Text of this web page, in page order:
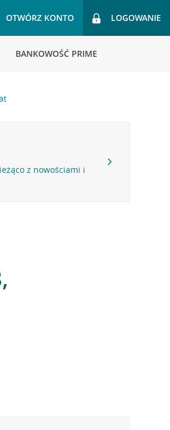
OTWÓRZ KONTO LOGOWANIE
BANKOWOŚĆ PRIME
z nowościami i